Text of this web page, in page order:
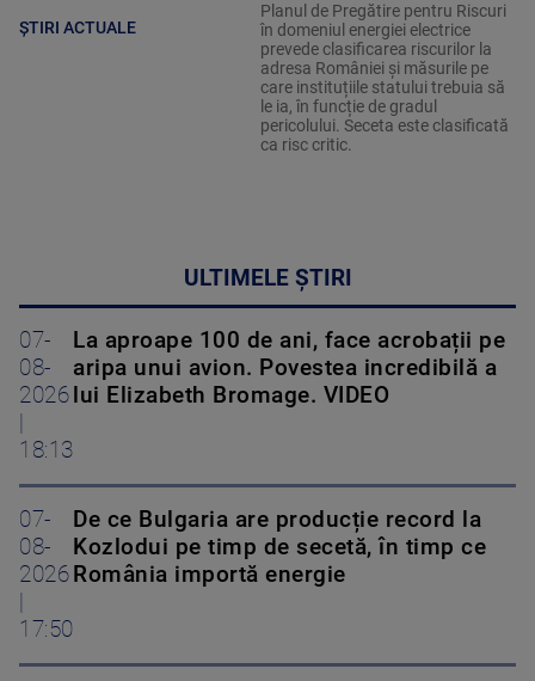
ȘTIRI ACTUALE
Planul de Pregătire pentru Riscuri
în domeniul energiei electrice
prevede clasificarea riscurilor la
adresa României și măsurile pe
care instituțiile statului trebuia să
le ia, în funcție de gradul
pericolului. Seceta este clasificată
ca risc critic.
ULTIMELE ȘTIRI
07-
08-
2026
18:13
La aproape 100 de ani, face acrobații pe
aripa unui avion. Povestea incredibilă a
lui Elizabeth Bromage. VIDEO
07-
08-
2026
17:50
De ce Bulgaria are producție record la
Kozlodui pe timp de secetă, în timp ce
România importă energie